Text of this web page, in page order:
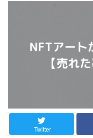
Twitter